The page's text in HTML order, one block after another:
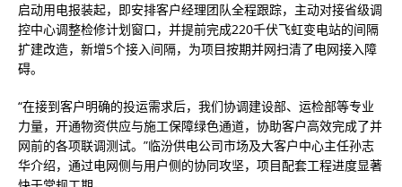
启动用电报装起，即安排客户经理团队全程跟踪，主动对接省级调
控中心调整检修计划窗口，并提前完成220千伏飞虹变电站的间隔
扩建改造，新增5个接入间隔，为项目按期并网扫清了电网接入障
碍。
“在接到客户明确的投运需求后，我们协调建设部、运检部等专业
力量，开通物资供应与施工保障绿色通道，协助客户高效完成了并
网前的各项联调测试。”临汾供电公司市场及大客户中心主任孙志
华介绍，通过电网侧与用户侧的协同攻坚，项目配套工程进度显著